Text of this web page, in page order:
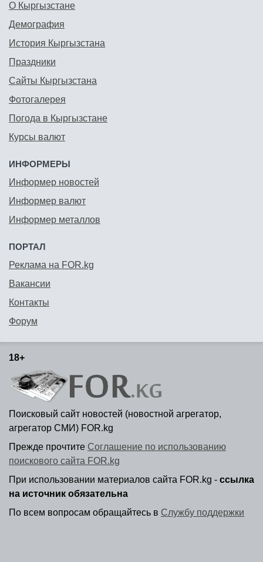
О Кыргызстане
Демография
История Кыргызстана
Праздники
Сайты Кыргызстана
Фотогалерея
Погода в Кыргызстане
Курсы валют
ИНФОРМЕРЫ
Информер новостей
Информер валют
Информер металлов
ПОРТАЛ
Реклама на FOR.kg
Вакансии
Контакты
Форум
18+
Поисковый сайт новостей (новостной агрегатор,
агрегатор СМИ) FOR.kg
Прежде прочтите Соглашение по использованию
поискового сайта FOR.kg
При использовании материалов сайта FOR.kg - ссылка
на источник обязательна
По всем вопросам обращайтесь в Службу поддержки